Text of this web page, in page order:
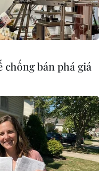
ưu tiên cho vấn đề
12 đã thông qua kế
Liên minh châu Âu (EU)
(167,82 tỷ USD).
chống bán phá giá